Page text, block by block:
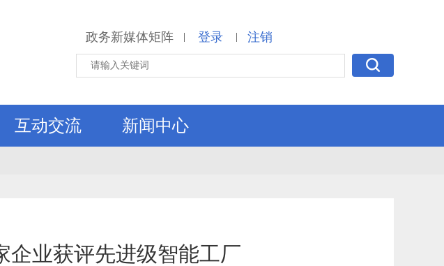
政务新媒体矩阵 | 登录 | 注销
互动交流 新闻中心
企业获评先进级智能工厂